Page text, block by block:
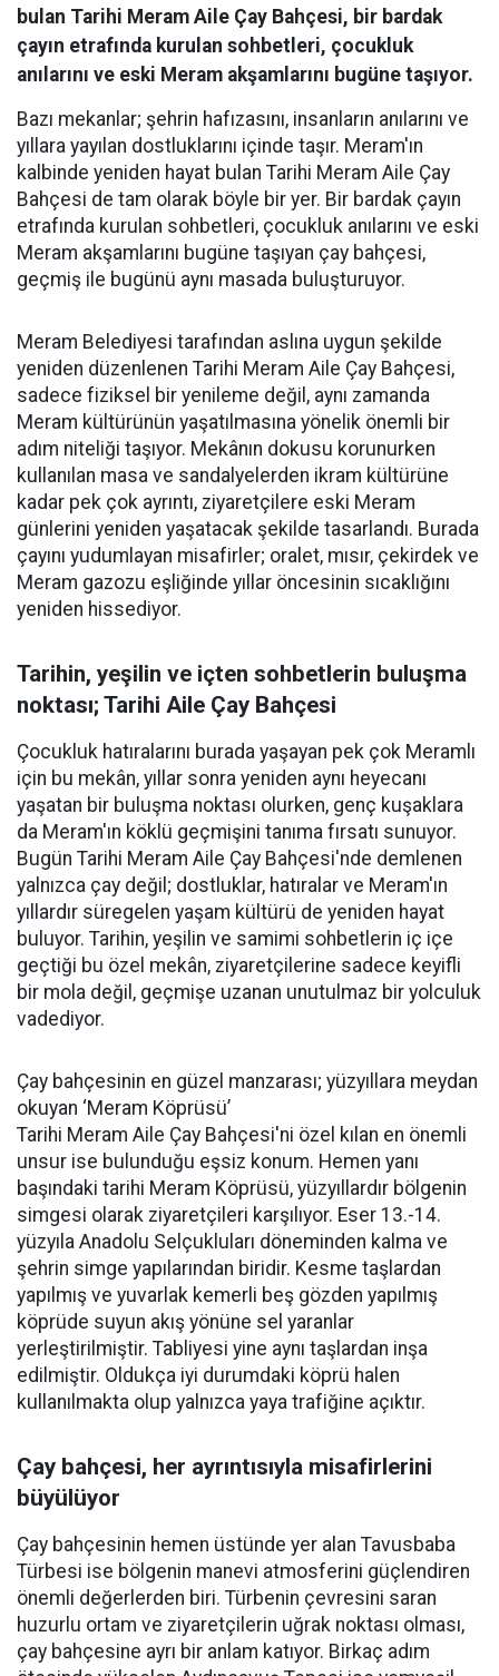
bulan Tarihi Meram Aile Çay Bahçesi, bir bardak
çayın etrafında kurulan sohbetleri, çocukluk
anılarını ve eski Meram akşamlarını bugüne taşıyor.
Bazı mekanlar; şehrin hafızasını, insanların anılarını ve
yıllara yayılan dostluklarını içinde taşır. Meram'ın
kalbinde yeniden hayat bulan Tarihi Meram Aile Çay
Bahçesi de tam olarak böyle bir yer. Bir bardak çayın
etrafında kurulan sohbetleri, çocukluk anılarını ve eski
Meram akşamlarını bugüne taşıyan çay bahçesi,
geçmiş ile bugünü aynı masada buluşturuyor.
Meram Belediyesi tarafından aslına uygun şekilde
yeniden düzenlenen Tarihi Meram Aile Çay Bahçesi,
sadece fiziksel bir yenileme değil, aynı zamanda
Meram kültürünün yaşatılmasına yönelik önemli bir
adım niteliği taşıyor. Mekânın dokusu korunurken
kullanılan masa ve sandalyelerden ikram kültürüne
kadar pek çok ayrıntı, ziyaretçilere eski Meram
günlerini yeniden yaşatacak şekilde tasarlandı. Burada
çayını yudumlayan misafirler; oralet, mısır, çekirdek ve
Meram gazozu eşliğinde yıllar öncesinin sıcaklığını
yeniden hissediyor.
Tarihin, yeşilin ve içten sohbetlerin buluşma
noktası; Tarihi Aile Çay Bahçesi
Çocukluk hatıralarını burada yaşayan pek çok Meramlı
için bu mekân, yıllar sonra yeniden aynı heyecanı
yaşatan bir buluşma noktası olurken, genç kuşaklara
da Meram'ın köklü geçmişini tanıma fırsatı sunuyor.
Bugün Tarihi Meram Aile Çay Bahçesi'nde demlenen
yalnızca çay değil; dostluklar, hatıralar ve Meram'ın
yıllardır süregelen yaşam kültürü de yeniden hayat
buluyor. Tarihin, yeşilin ve samimi sohbetlerin iç içe
geçtiği bu özel mekân, ziyaretçilerine sadece keyifli
bir mola değil, geçmişe uzanan unutulmaz bir yolculuk
vadediyor.
Çay bahçesinin en güzel manzarası; yüzyıllara meydan
okuyan ‘Meram Köprüsü’
Tarihi Meram Aile Çay Bahçesi'ni özel kılan en önemli
unsur ise bulunduğu eşsiz konum. Hemen yanı
başındaki tarihi Meram Köprüsü, yüzyıllardır bölgenin
simgesi olarak ziyaretçileri karşılıyor. Eser 13.-14.
yüzyıla Anadolu Selçukluları döneminden kalma ve
şehrin simge yapılarından biridir. Kesme taşlardan
yapılmış ve yuvarlak kemerli beş gözden yapılmış
köprüde suyun akış yönüne sel yaranlar
yerleştirilmiştir. Tabliyesi yine aynı taşlardan inşa
edilmiştir. Oldukça iyi durumdaki köprü halen
kullanılmakta olup yalnızca yaya trafiğine açıktır.
Çay bahçesi, her ayrıntısıyla misafirlerini
büyülüyor
Çay bahçesinin hemen üstünde yer alan Tavusbaba
Türbesi ise bölgenin manevi atmosferini güçlendiren
önemli değerlerden biri. Türbenin çevresini saran
huzurlu ortam ve ziyaretçilerin uğrak noktası olması,
çay bahçesine ayrı bir anlam katıyor. Birkaç adım